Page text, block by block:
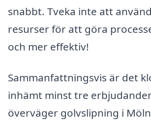
snabbt. Tveka inte att
resurser för att göra
och mer effektiv!
Sammanfattningsvis är det
inhämt minst tre
överväger golvslipning i